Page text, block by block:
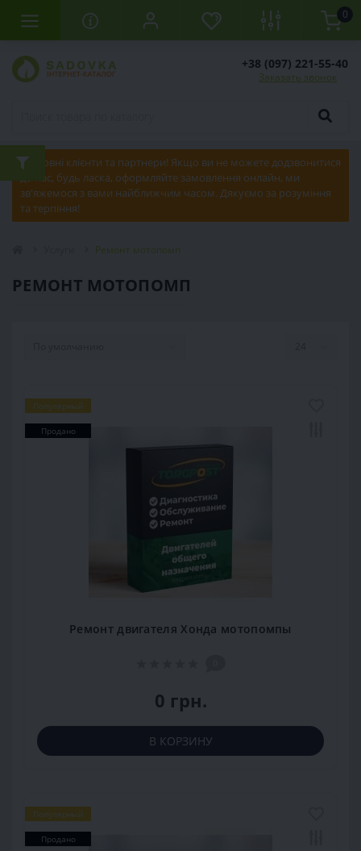
0
+38 (097) 221-55-40
Заказать звонок
Шановні клієнти та партнери! Якщо ви не можете додзвонитися
до нас, будь ласка, оформляйте замовлення онлайн, ми
зв'яжемося з вами найближчим часом. Дякуємо за розуміння
та терпіння!
Ремонт мотопомп
РЕМОНТ МОТОПОМП
Популярный
Продано
Ремонт двигателя Хонда мотопомпы
0 грн.
В КОРЗИНУ
Популярный
Продано